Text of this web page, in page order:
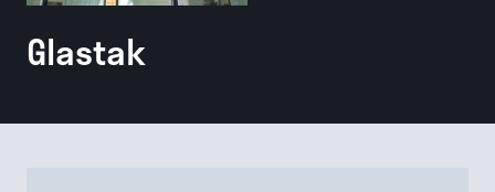
Glastak